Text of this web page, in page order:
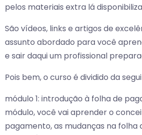
pelos materiais extra lá
São vídeos, links e artigos de
assunto abordado para você
e sair daqui um profissional
Pois bem, o curso é dividido da
módulo 1: introdução à folha de
módulo, você vai aprender o
pagamento, as mudanças na folha